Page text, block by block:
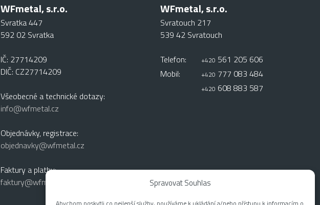
Spravovat Souhlas
WFmetal, s.r.o.
Svratka 447
592 02 Svratka
IČ: 27714209
DIČ: CZ27714209
Všeobecné a technické dotazy:
info@wfmetal.cz
Objednávky, registrace:
objednavky@wfmetal.cz
Faktury a platby:
faktury@wfmetal.cz
WFmetal, s.r.o.
Svratouch 217
539 42 Svratouch
Telefon:
+420 561 205 606
Mobil:
+420 777 083 484
+420 608 883 587